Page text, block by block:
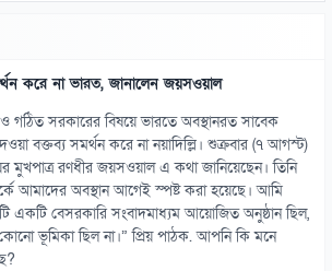
করে না ভারত, জানালেন জয়সওয়াল
ও গঠিত সরকারের বিষয়ে ভারতে অবস্থানরত সাবেক
দেওয়া বক্তব্য সমর্থন করে না নয়াদিল্লি। শুক্রবার (৭ আগস্ট)
মুখপাত্র রণধীর জয়সওয়াল এ কথা জানিয়েছেন। তিনি
আমাদের অবস্থান আগেই স্পষ্ট করা হয়েছে। আমি
একটি বেসরকারি সংবাদমাধ্যম আয়োজিত অনুষ্ঠান ছিল,
ভূমিকা ছিল না।” প্রিয় পাঠক. আপনি কি মনে